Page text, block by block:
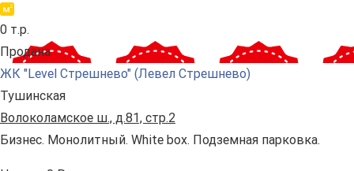
0 т.р.
Продана
ЖК "Level Стрешнево" (Левел Стрешнево)
Тушинская
Волоколамское ш., д.81, стр.2
Бизнес. Монолитный. White box. Подземная парковка.